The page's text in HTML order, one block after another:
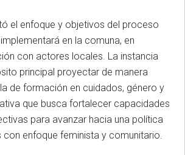
el enfoque y objetivos del proceso
en la comuna, en
con actores locales. La instancia
principal proyectar de manera
de formación en cuidados, género y
que busca fortalecer capacidades
para avanzar hacia una política
enfoque feminista y comunitario.